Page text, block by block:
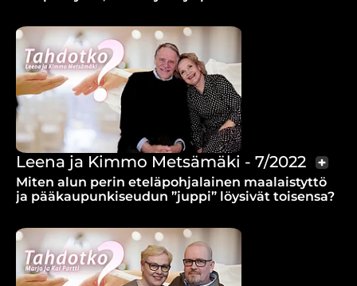
Leena ja Kimmo Metsämäki - 7/2022
Miten alun perin eteläpohjalainen maalaistyttö
ja pääkaupunkiseudun ”juppi” löysivät toisensa?